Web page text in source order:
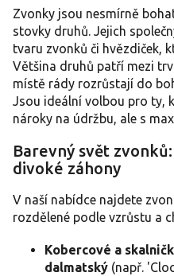
Zvonky jsou nesmírně
stovky druhů. Jejich
tvaru zvonků či hvězdiček,
Většina druhů patří mezi
místě rády rozrůstají do
Jsou ideální volbou pro ty,
nároky na údržbu, ale s
Barevný svět
divoké záhony
V naší nabídce najdete
rozdělené podle vzrůstu a
Kobercové a
dalmatský (např.